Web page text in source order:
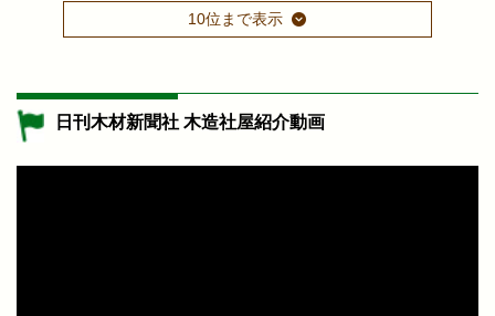
10位まで表示
日刊木材新聞社 木造社屋紹介動画